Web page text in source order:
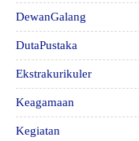
DewanGalang
DutaPustaka
Ekstrakurikuler
Keagamaan
Kegiatan